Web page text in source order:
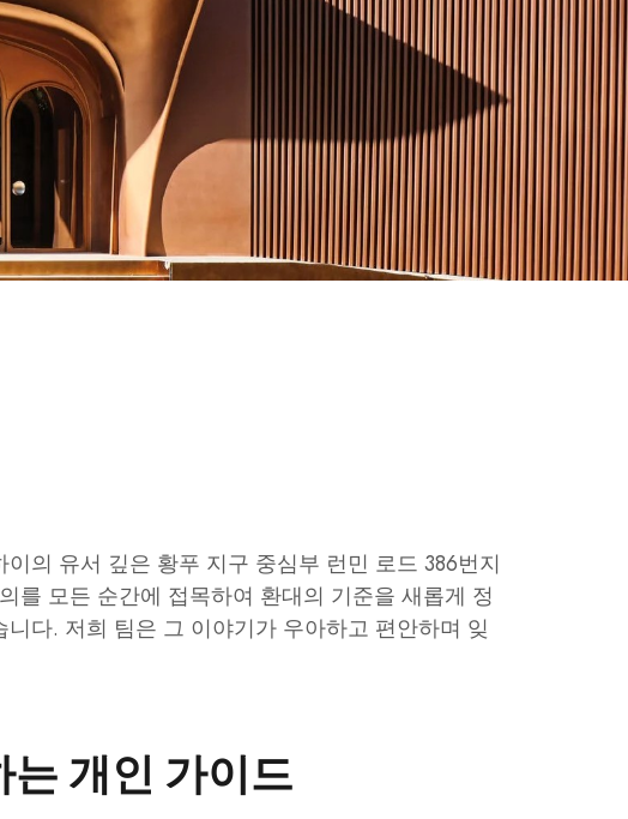
의 유서 깊은 황푸 지구 중심부 런민 로드 386번지
를 모든 순간에 접목하여 환대의 기준을 새롭게 정
다. 저희 팀은 그 이야기가 우아하고 편안하며 잊
개인 가이드